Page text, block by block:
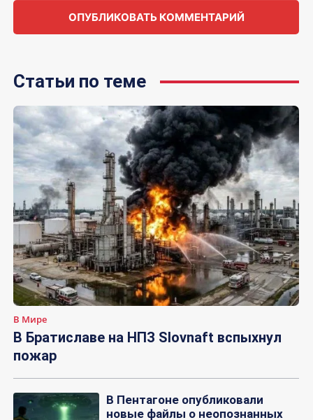
Статьи по теме
В Мире
В Братиславе на НПЗ Slovnaft вспыхнул
пожар
В Пентагоне опубликовали
новые файлы о неопознанных